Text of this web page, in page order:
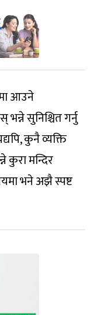
आउने
सुनिश्चित गर्नु
कुनै व्यक्ति
कुरा मन्दिर
भने अझै स्पष्ट